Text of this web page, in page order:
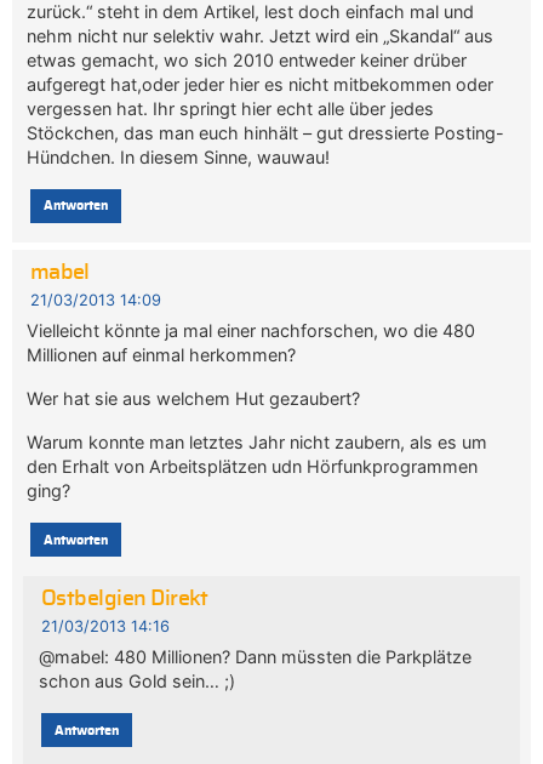
zurück.“ steht in dem Artikel, lest doch einfach mal und
nehm nicht nur selektiv wahr. Jetzt wird ein „Skandal“ aus
etwas gemacht, wo sich 2010 entweder keiner drüber
aufgeregt hat,oder jeder hier es nicht mitbekommen oder
vergessen hat. Ihr springt hier echt alle über jedes
Stöckchen, das man euch hinhält – gut dressierte Posting-
Hündchen. In diesem Sinne, wauwau!
Antworten
mabel
21/03/2013 14:09
Vielleicht könnte ja mal einer nachforschen, wo die 480
Millionen auf einmal herkommen?
Wer hat sie aus welchem Hut gezaubert?
Warum konnte man letztes Jahr nicht zaubern, als es um
den Erhalt von Arbeitsplätzen udn Hörfunkprogrammen
ging?
Antworten
Ostbelgien Direkt
21/03/2013 14:16
@mabel: 480 Millionen? Dann müssten die Parkplätze
schon aus Gold sein… ;)
Antworten